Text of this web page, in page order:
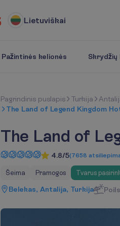
Lietuviškai
Pažintinės kelionės Skrydžių
Pagrindinis puslapis Turkija
The Land of Legend Kingdom
The Land of
4.8/5(7658
Šeima Pramogos Tvarus
Belekas, Antalija, Turkija Poils